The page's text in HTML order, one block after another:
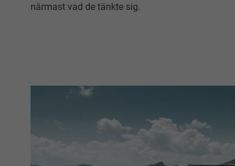
närmast vad de tänkte sig.